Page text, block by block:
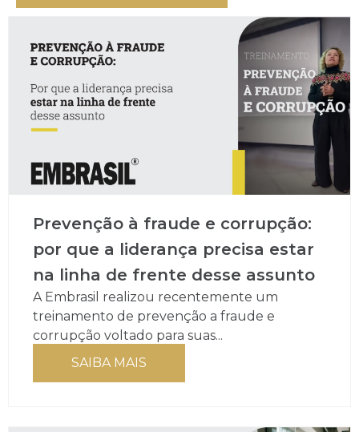
Prevenção à fraude e corrupção:
por que a liderança precisa estar
na linha de frente desse assunto
A Embrasil realizou recentemente um
treinamento de prevenção a fraude e
corrupção voltado para suas...
SAIBA MAIS